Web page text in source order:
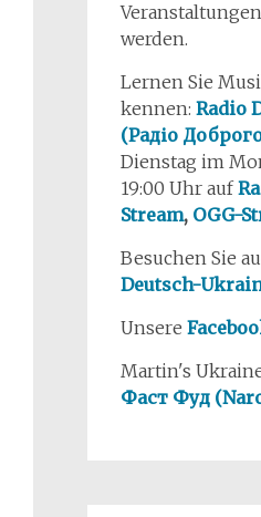
werden.
Lernen Sie
kennen: Radio
(Радіо
Dienstag im
19:00 Uhr auf
Stream, OGG-
Besuchen Sie
Deutsch-
Unsere
Martin's
Фаст Фуд